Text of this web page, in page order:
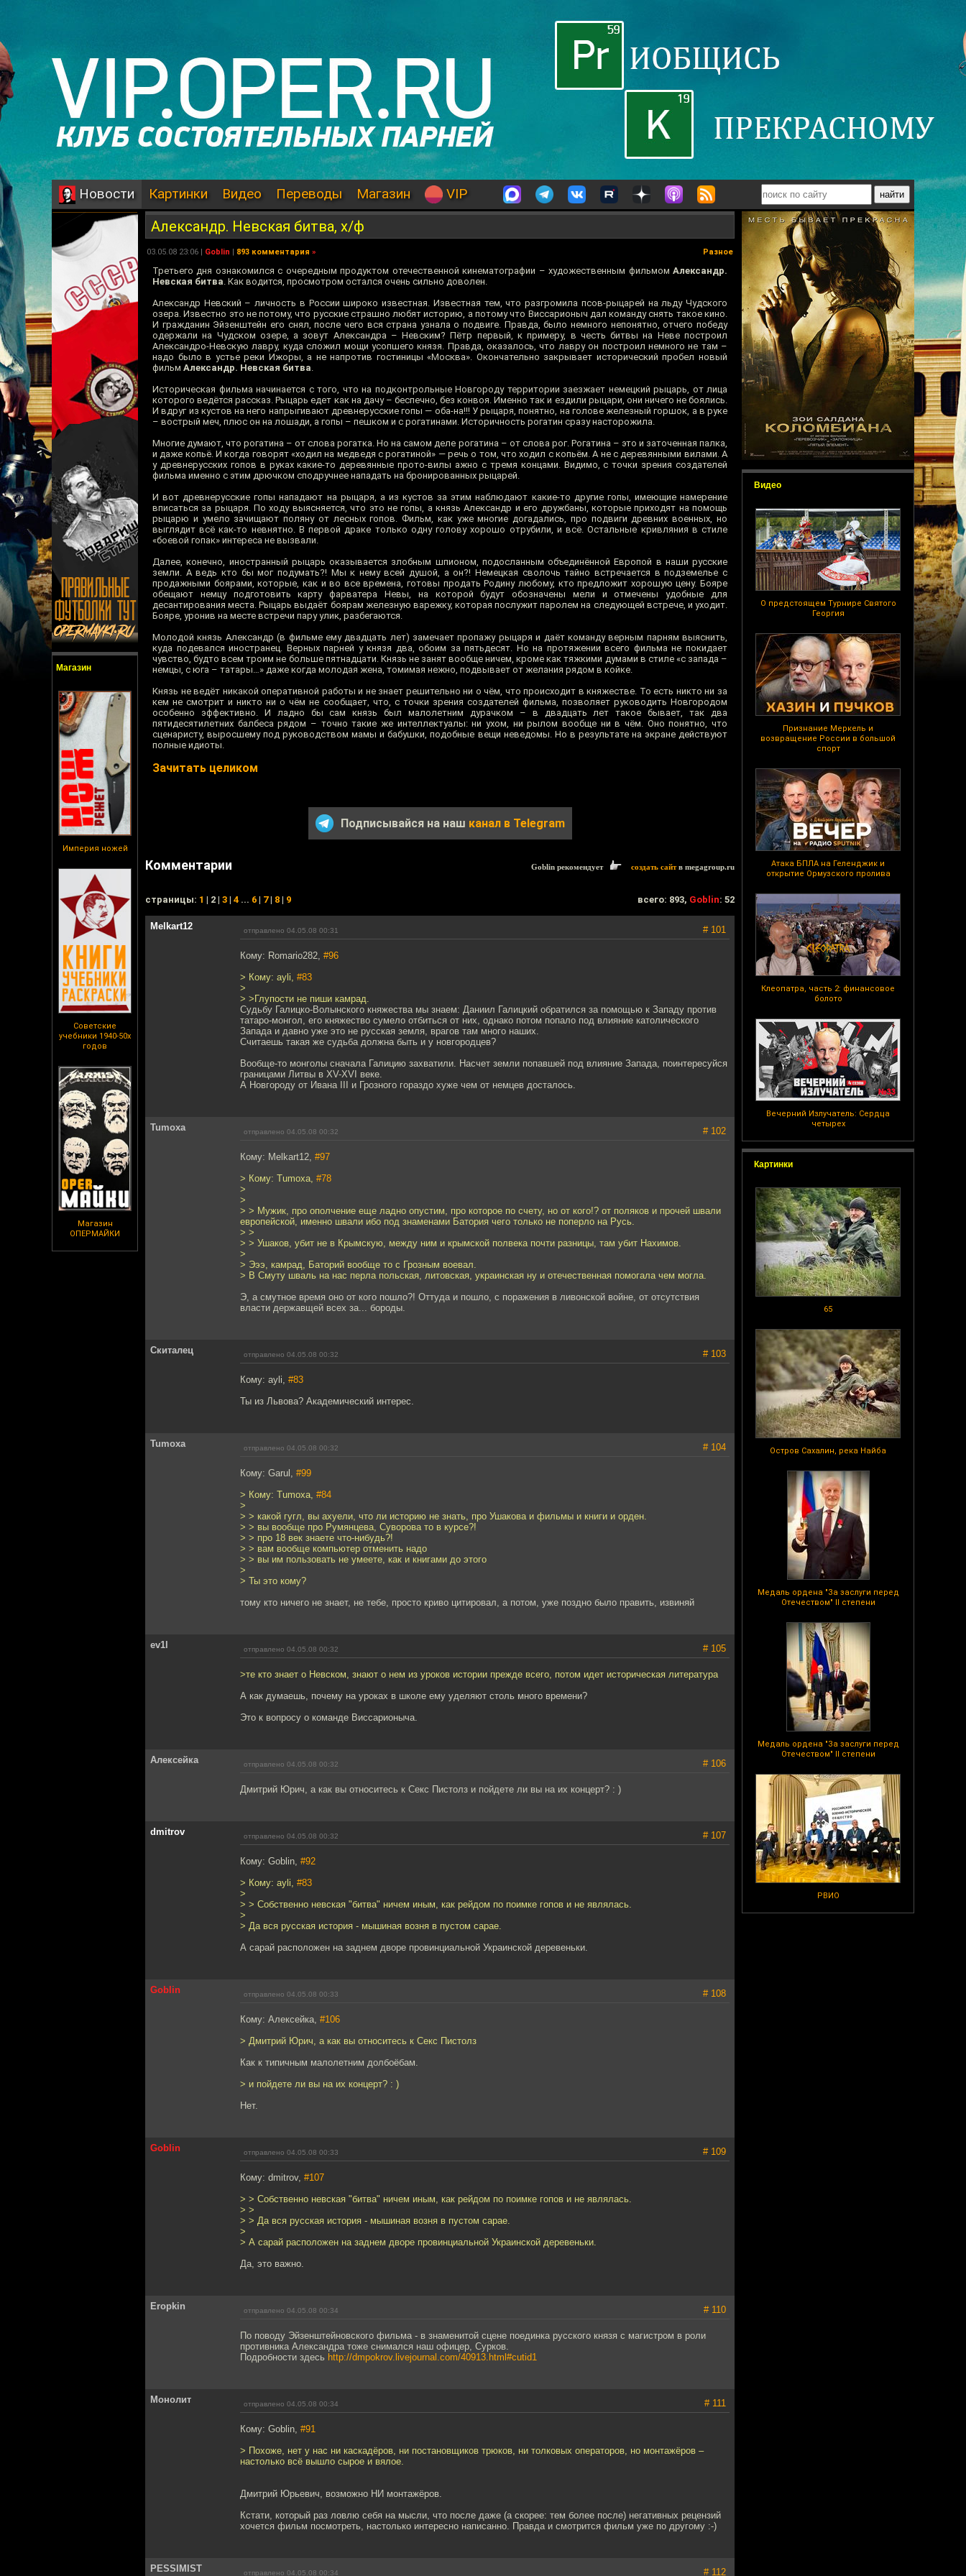
Новости Картинки Видео Переводы Магазин VIP
Магазин
Империя ножей
Советские
учебники 1940-50х
годов
Магазин
ОПЕРМАЙКИ
Видео
О предстоящем Турнире Святого
Георгия
Признание Меркель и
возвращение России в большой
спорт
Атака БПЛА на Геленджик и
открытие Ормузского пролива
Клеопатра, часть 2: финансовое
болото
Вечерний Излучатель: Сердца
четырех
Картинки
65
Остров Сахалин, река Найба
Медаль ордена "За заслуги перед
Отечеством" II степени
Медаль ордена "За заслуги перед
Отечеством" II степени
РВИО
Александр. Невская битва, х/ф
03.05.08 23:06 | Goblin | 893 комментария » Разное
Третьего дня ознакомился с очередным продуктом отечественной кинематографии – художественным фильмом Александр.
Невская битва. Как водится, просмотром остался очень сильно доволен.
Александр Невский – личность в России широко известная. Известная тем, что разгромила псов-рыцарей на льду Чудского
озера. Известно это не потому, что русские страшно любят историю, а потому что Виссарионыч дал команду снять такое кино.
И гражданин Эйзенштейн его снял, после чего вся страна узнала о подвиге. Правда, было немного непонятно, отчего победу
одержали на Чудском озере, а зовут Александра – Невским? Пётр первый, к примеру, в честь битвы на Неве построил
Александро-Невскую лавру, куда сложил мощи усопшего князя. Правда, оказалось, что лавру он построил немного не там –
надо было в устье реки Ижоры, а не напротив гостиницы «Москва». Окончательно закрывает исторический пробел новый
фильм Александр. Невская битва.
Историческая фильма начинается с того, что на подконтрольные Новгороду территории заезжает немецкий рыцарь, от лица
которого ведётся рассказ. Рыцарь едет как на дачу – беспечно, без конвоя. Именно так и ездили рыцари, они ничего не боялись.
И вдруг из кустов на него напрыгивают древнерусские гопы — оба-на!!! У рыцаря, понятно, на голове железный горшок, а в руке
– вострый меч, плюс он на лошади, а гопы – пешком и с рогатинами. Историчность рогатин сразу насторожила.
Многие думают, что рогатина – от слова рогатка. Но на самом деле рогатина – от слова рог. Рогатина – это и заточенная палка,
и даже копьё. И когда говорят «ходил на медведя с рогатиной» — речь о том, что ходил с копьём. А не с деревянными вилами. А
у древнерусских гопов в руках какие-то деревянные прото-вилы ажно с тремя концами. Видимо, с точки зрения создателей
фильма именно с этим дрючком сподручнее нападать на бронированных рыцарей.
И вот древнерусские гопы нападают на рыцаря, а из кустов за этим наблюдают какие-то другие гопы, имеющие намерение
вписаться за рыцаря. По ходу выясняется, что это не гопы, а князь Александр и его дружбаны, которые приходят на помощь
рыцарю и умело зачищают поляну от лесных гопов. Фильм, как уже многие догадались, про подвиги древних военных, но
выглядит всё как-то невнятно. В первой драке только одну голову хорошо отрубили, и всё. Остальные кривляния в стиле
«боевой гопак» интереса не вызвали.
Далее, конечно, иностранный рыцарь оказывается злобным шпионом, подосланным объединённой Европой в наши русские
земли. А ведь кто бы мог подумать?! Мы к нему всей душой, а он?! Немецкая сволочь тайно встречается в подземелье с
продажными боярами, которые, как и во все времена, готовы продать Родину любому, кто предложит хорошую цену. Бояре
обещают немцу подготовить карту фарватера Невы, на которой будут обозначены мели и отмечены удобные для
десантирования места. Рыцарь выдаёт боярам железную варежку, которая послужит паролем на следующей встрече, и уходит.
Бояре, уронив на месте встречи пару улик, разбегаются.
Молодой князь Александр (в фильме ему двадцать лет) замечает пропажу рыцаря и даёт команду верным парням выяснить,
куда подевался иностранец. Верных парней у князя два, обоим за пятьдесят. Но на протяжении всего фильма не покидает
чувство, будто всем троим не больше пятнадцати. Князь не занят вообще ничем, кроме как тяжкими думами в стиле «с запада –
немцы, с юга – татары…» даже когда молодая жена, томимая нежно, подвывает от желания рядом в койке.
Князь не ведёт никакой оперативной работы и не знает решительно ни о чём, что происходит в княжестве. То есть никто ни за
кем не смотрит и никто ни о чём не сообщает, что, с точки зрения создателей фильма, позволяет руководить Новгородом
особенно эффективно. И ладно бы сам князь был малолетним дурачком – в двадцать лет такое бывает, так два
пятидесятилетних балбеса рядом – точно такие же интеллектуалы: ни ухом, ни рылом вообще ни в чём. Оно понятно, что
сценаристу, выросшему под руководством мамы и бабушки, подобные вещи неведомы. Но в результате на экране действуют
полные идиоты.
Зачитать целиком
Подписывайся на наш канал в Telegram
Комментарии Goblin рекомендует создать сайтв megagroup.ru
cтраницы: 1 | 2 | 3 | 4 ... 6 | 7| 8 | 9 всего: 893, Goblin: 52
Melkart12 отправлено 04.05.08 00:31 # 101
Кому: Romario282, #96
> Кому: ayli, #83
>
> >Глупости не пиши камрад.
Судьбу Галицко-Волынского княжества мы знаем: Даниил Галицкий обратился за помощью к Западу против
татаро-монгол, его княжество сумело отбиться от них, однако потом попало под влияние католического
Запада и давно уже это не русская земля, врагов там много наших.
Считаешь такая же судьба должна быть и у новгородцев?
Вообще-то монголы сначала Галицию захватили. Насчет земли попавшей под влияние Запада, поинтересуйся
границами Литвы в XV-XVI веке.
А Новгороду от Ивана III и Грозного гораздо хуже чем от немцев досталось.
Tumoxa отправлено 04.05.08 00:32 # 102
Кому: Melkart12, #97
> Кому: Tumoxa, #78
>
>
> > Мужик, про ополчение еще ладно опустим, про которое по счету, но от кого!? от поляков и прочей швали
европейской, именно швали ибо под знаменами Батория чего только не поперло на Русь.
> >
> > Ушаков, убит не в Крымскую, между ним и крымской полвека почти разницы, там убит Нахимов.
>
> Эээ, камрад, Баторий вообще то с Грозным воевал.
> В Смуту шваль на нас перла польская, литовская, украинская ну и отечественная помогала чем могла.
Э, а смутное время оно от кого пошло?! Оттуда и пошло, с поражения в ливонской войне, от отсутствия
власти державщей всех за... бороды.
Скиталец отправлено 04.05.08 00:32 # 103
Кому: ayli, #83
Ты из Львова? Академический интерес.
Tumoxa отправлено 04.05.08 00:32 # 104
Кому: Garul, #99
> Кому: Tumoxa, #84
>
> > какой гугл, вы ахуели, что ли историю не знать, про Ушакова и фильмы и книги и орден.
> > вы вообще про Румянцева, Суворова то в курсе?!
> > про 18 век знаете что-нибудь?!
> > вам вообще компьютер отменить надо
> > вы им пользовать не умеете, как и книгами до этого
>
> Ты это кому?
тому кто ничего не знает, не тебе, просто криво цитировал, а потом, уже поздно было править, извиняй
ev1l отправлено 04.05.08 00:32 # 105
>те кто знает о Невском, знают о нем из уроков истории прежде всего, потом идет историческая литература
А как думаешь, почему на уроках в школе ему уделяют столь много времени?
Это к вопросу о команде Виссарионыча.
Алексейка отправлено 04.05.08 00:32 # 106
Дмитрий Юрич, а как вы относитесь к Секс Пистолз и пойдете ли вы на их концерт? : )
dmitrov отправлено 04.05.08 00:32 # 107
Кому: Goblin, #92
> Кому: ayli, #83
>
> > Собственно невская "битва" ничем иным, как рейдом по поимке гопов и не являлась.
>
> Да вся русская история - мышиная возня в пустом сарае.
А сарай расположен на заднем дворе провинциальной Украинской деревеньки.
Goblin отправлено 04.05.08 00:33 # 108
Кому: Алексейка, #106
> Дмитрий Юрич, а как вы относитесь к Секс Пистолз
Как к типичным малолетним долбоёбам.
> и пойдете ли вы на их концерт? : )
Нет.
Goblin отправлено 04.05.08 00:33 # 109
Кому: dmitrov, #107
> > Собственно невская "битва" ничем иным, как рейдом по поимке гопов и не являлась.
> >
> > Да вся русская история - мышиная возня в пустом сарае.
>
> А сарай расположен на заднем дворе провинциальной Украинской деревеньки.
Да, это важно.
Eropkin отправлено 04.05.08 00:34 # 110
По поводу Эйзенштейновского фильма - в знаменитой сцене поединка русского князя с магистром в роли
противника Александра тоже снимался наш офицер, Сурков.
Подробности здесь http://dmpokrov.livejournal.com/40913.html#cutid1
Монолит отправлено 04.05.08 00:34 # 111
Кому: Goblin, #91
> Похоже, нет у нас ни каскадёров, ни постановщиков трюков, ни толковых операторов, но монтажёров –
настолько всё вышло сырое и вялое.
Дмитрий Юрьевич, возможно НИ монтажёров.
Кстати, который раз ловлю себя на мысли, что после даже (а скорее: тем более после) негативных рецензий
хочется фильм посмотреть, настолько интересно написанно. Правда и смотрится фильм уже по другому :-)
PESSIMIST отправлено 04.05.08 00:34 # 112